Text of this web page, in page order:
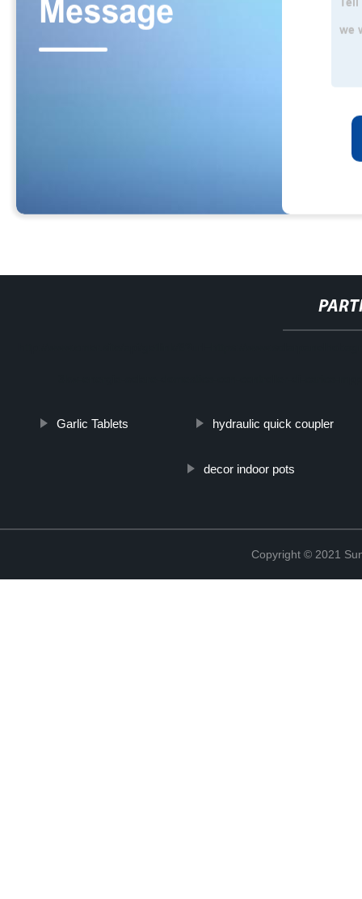
Garlic Tablets hydraulic quick coupler
decor indoor pots
Copyright © 2021